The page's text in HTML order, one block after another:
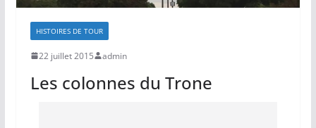
HISTOIRES DE TOUR
22 juillet 2015 admin
Les colonnes du Trone